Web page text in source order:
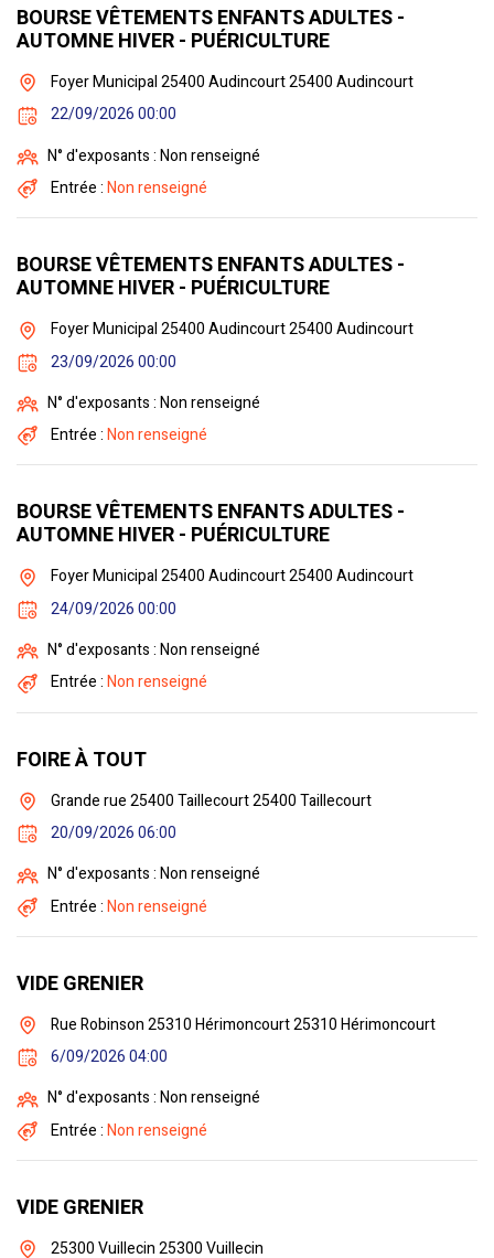
BOURSE VÊTEMENTS ENFANTS ADULTES -
AUTOMNE HIVER - PUÉRICULTURE
Foyer Municipal 25400 Audincourt 25400 Audincourt
22/09/2026 00:00
N° d'exposants : Non renseigné
Entrée :Non renseigné
BOURSE VÊTEMENTS ENFANTS ADULTES -
AUTOMNE HIVER - PUÉRICULTURE
Foyer Municipal 25400 Audincourt 25400 Audincourt
23/09/2026 00:00
N° d'exposants : Non renseigné
Entrée :Non renseigné
BOURSE VÊTEMENTS ENFANTS ADULTES -
AUTOMNE HIVER - PUÉRICULTURE
Foyer Municipal 25400 Audincourt 25400 Audincourt
24/09/2026 00:00
N° d'exposants : Non renseigné
Entrée :Non renseigné
FOIRE À TOUT
Grande rue 25400 Taillecourt 25400 Taillecourt
20/09/2026 06:00
N° d'exposants : Non renseigné
Entrée :Non renseigné
VIDE GRENIER
Rue Robinson 25310 Hérimoncourt 25310 Hérimoncourt
6/09/2026 04:00
N° d'exposants : Non renseigné
Entrée :Non renseigné
VIDE GRENIER
25300 Vuillecin 25300 Vuillecin